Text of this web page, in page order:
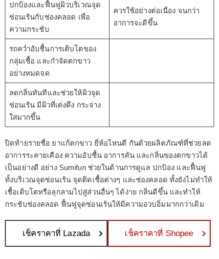
ปกป้องและฟื้นฟูผิวบริเวณจุด
ซ่อนเร้นกับช่องคลอด เพื่อ
ความกระชับ
ควรใช้อย่างต่อเนื่อง จนกว่า
อาการจะดีขึ้น
รถคว่ำอับชื้นการเติบโตของ
กลุ่มเชื้อ และกำจัดตกขาว
อย่างหมดจด
ลดกลิ่นทันทีและช่วยให้ผิวจุด
ซ่อนเร้น มีผิวที่เต่งตึง กระจ่าง
ใสมากขึ้น
ปิดท้ายรายชื่อ ยาแก้ตกขาว ยี่ห้อไหนดี กันด้วยผลิตภัณฑ์ที่ช่วยลด
อาการระคายเคือง ความอับชื้น อาการคัน และกลิ่นของตกขาวได้
เป็นอย่างดี อย่าง Sumifun ช่วยในด้านการดูแล ปกป้อง และฟื้นฟู
ทั้งบริเวณจุดซ่อนเร้น จุดติดเชื้อต่างๆ และช่องคลอด ทั้งยังไม่ทำให้
เชื้อเติบโตหรือลุกลามไปสู่ส่วนอื่นๆ ได้ง่าย กลิ่นดีขึ้น และทำให้
กระชับช่องคลอด ฟื้นฟูจุดซ่อนเร้นให้มีความอวบอิ่มมากกว่าเดิม
เช็คราคาที่ Lazada เช็คราคาที่ Shopee